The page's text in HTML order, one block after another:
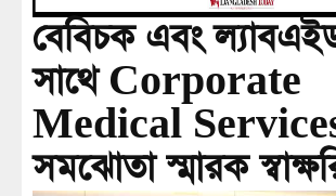
বেবিচক এবং
সাথে Corporate
Medical Services
সমঝোতা স্মারক